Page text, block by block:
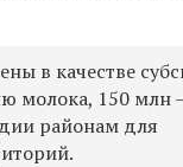
в качестве
молока, 150 млн
районам для